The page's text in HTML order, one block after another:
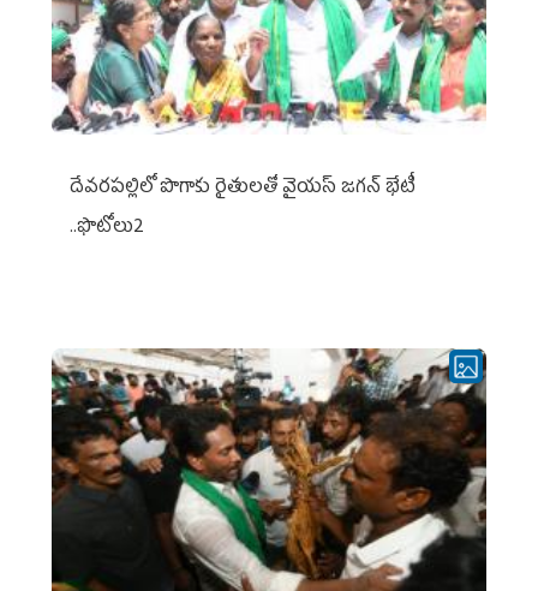
దేవరపల్లిలో పొగాకు రైతులతో వైయస్ జగన్ భేటీ
..ఫొటోలు2